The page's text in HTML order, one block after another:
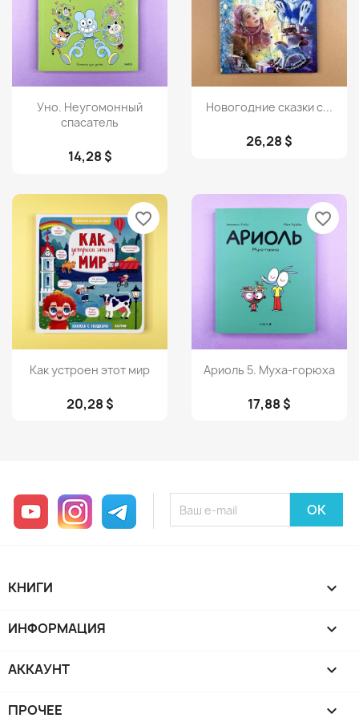
Просмотр
Уно. Неугомонный
спасатель
14,28 $
Просмотр
Новогодние сказки с...
26,28 $
Просмотр
Как устроен этот мир
20,28 $
favorite_border
 Просмотр
Ариоль 5. Муха-горюха
17,88 $
favorite_border
YouTube InstagramTelegram
КНИГИ 
ИНФОРМАЦИЯ 
АККАУНТ 
ПРОЧЕЕ 